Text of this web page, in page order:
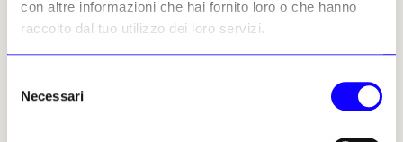
con altre informazioni che hai fornito loro o che hanno
raccolto dal tuo utilizzo dei loro servizi.
delNecessari
artificiali, controllo corporativo e futuri immaginati
Riccardo Deni
04 dicembre 2025